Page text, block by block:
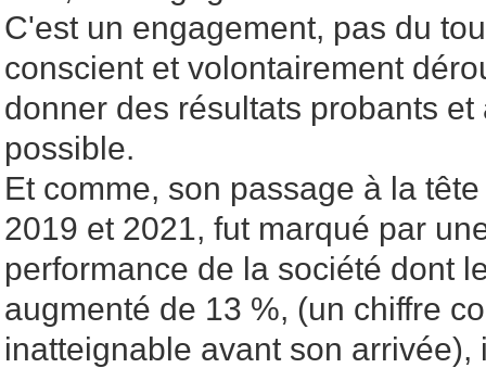
C'est un engagement, pas du
conscient et volontairement
donner des résultats probants et
possible.
Et comme, son passage à la
2019 et 2021, fut marqué par
performance de la société dont
augmenté de 13 %, (un chiffre
inatteignable avant son arrivée),